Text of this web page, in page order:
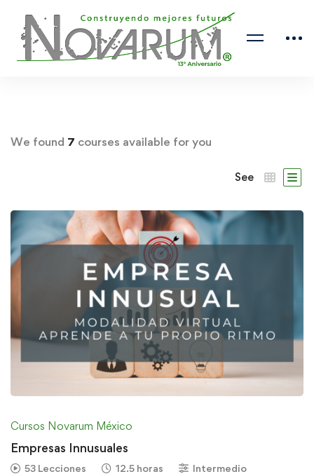
We found 7 courses available for you
See
Cursos Novarum México
Empresas Innusuales
53 Lecciones 12.5 horas Intermedio